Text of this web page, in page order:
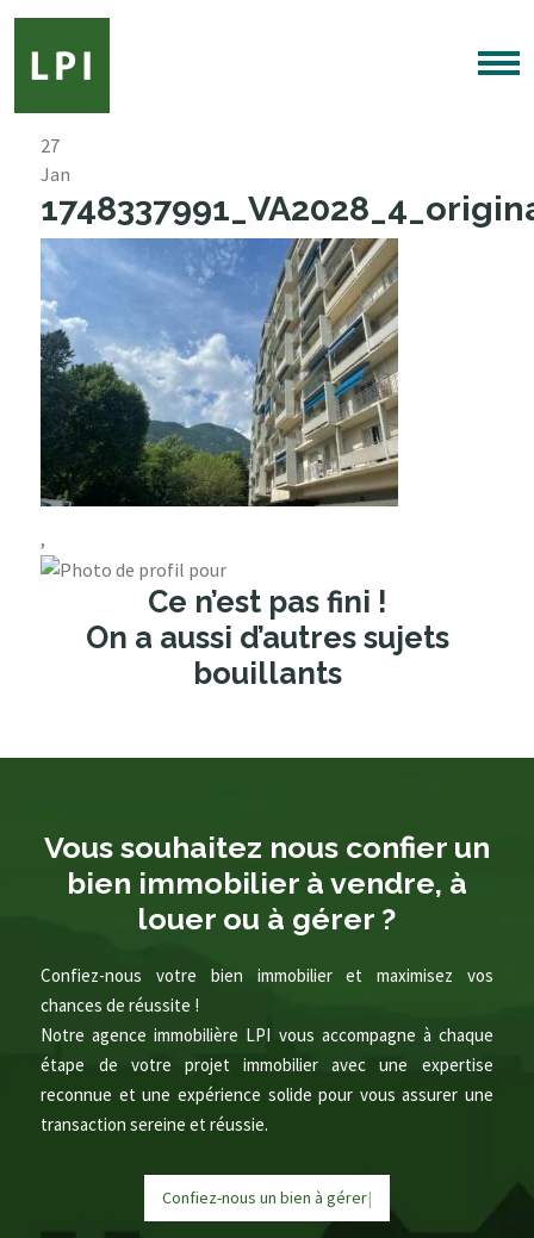
27
Jan
,
Ce n’est pas fini !
On a aussi d’autres sujets
bouillants
Vous souhaitez nous confier un
bien immobilier à vendre, à
louer ou à gérer ?
Confiez-nous votre bien immobilier et maximisez vos
chances de réussite !
Notre agence immobilière LPI vous accompagne à chaque
étape de votre projet immobilier avec une expertise
reconnue et une expérience solide pour vous assurer une
transaction sereine et réussie.
Confiez-nous un bien à gérer|